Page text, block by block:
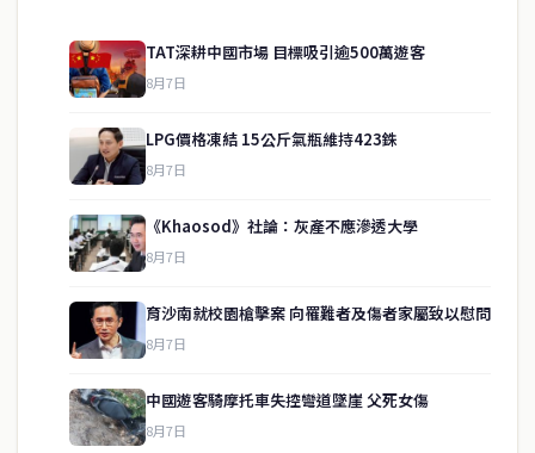
TAT深耕中國市場 目標吸引逾500萬遊客
8月7日
LPG價格凍結 15公斤氣瓶維持423銖
8月7日
《Khaosod》社論：灰產不應滲透大學
8月7日
育沙南就校園槍擊案 向罹難者及傷者家屬致以慰問
8月7日
中國遊客騎摩托車失控彎道墜崖 父死女傷
8月7日
關於我們
service@thaichinesenews.com